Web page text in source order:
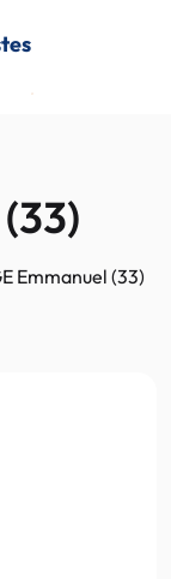
Emmanuel (33)